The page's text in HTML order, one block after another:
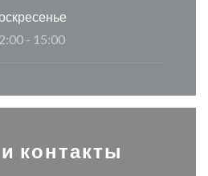
- 15:00
контакты